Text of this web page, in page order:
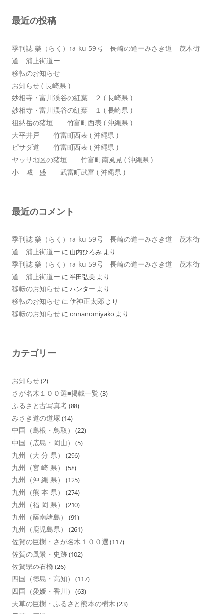
ン
最近の投稿
季刊誌 樂（らく）ra-ku 59号 長崎の道ーみさき道 茂木街
道 浦上街道ー
移転のお知らせ
お知らせ ( 長崎県 )
妙相寺・富川渓谷の紅葉 ２ ( 長崎県 )
妙相寺・富川渓谷の紅葉 １ ( 長崎県 )
祖納岳の猪垣 竹富町西表 ( 沖縄県 )
大平井戸 竹富町西表 ( 沖縄県 )
ピサダ道 竹富町西表 ( 沖縄県 )
ヤッサ地区の猪垣 竹富町南風見 ( 沖縄県 )
小 城 盛 武富町武富 ( 沖縄県 )
最近のコメント
季刊誌 樂（らく）ra-ku 59号 長崎の道ーみさき道 茂木街
道 浦上街道ー に 山内ひろみ より
季刊誌 樂（らく）ra-ku 59号 長崎の道ーみさき道 茂木街
道 浦上街道ー に 半田弘美 より
移転のお知らせ に ハンター より
移転のお知らせ に 伊神正太郎 より
移転のお知らせ に onnanomiyako より
カテゴリー
お知らせ(2)
さが名木１００選■掲載一覧 (3)
ふるさと古写真考(88)
みさき道の道塚 (14)
中国（島根・鳥取） (22)
中国（広島・岡山） (5)
九州（大 分 県） (296)
九州（宮 崎 県） (58)
九州（沖 縄 県） (125)
九州（熊 本 県） (274)
九州（福 岡 県） (210)
九州（薩南諸島） (91)
九州（鹿児島県） (261)
佐賀の巨樹・さが名木１００選 (117)
佐賀の風景・史跡(102)
佐賀県の石橋 (26)
四国（徳島・高知） (117)
四国（愛媛・香川） (63)
天草の巨樹・ふるさと熊本の樹木 (23)